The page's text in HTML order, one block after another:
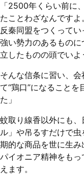
「2500年くらい前に
たことわざなんですよ。
反秦同盟をつくってい
強い勢力のあるもの
立したものの頭でいよ
そんな信条に習い、
て“鶏口”になること
た」
蚊取り線香以外にも
ル」や吊るすだけで
期的な商品を世に生み
パイオニア精神をも
えます。